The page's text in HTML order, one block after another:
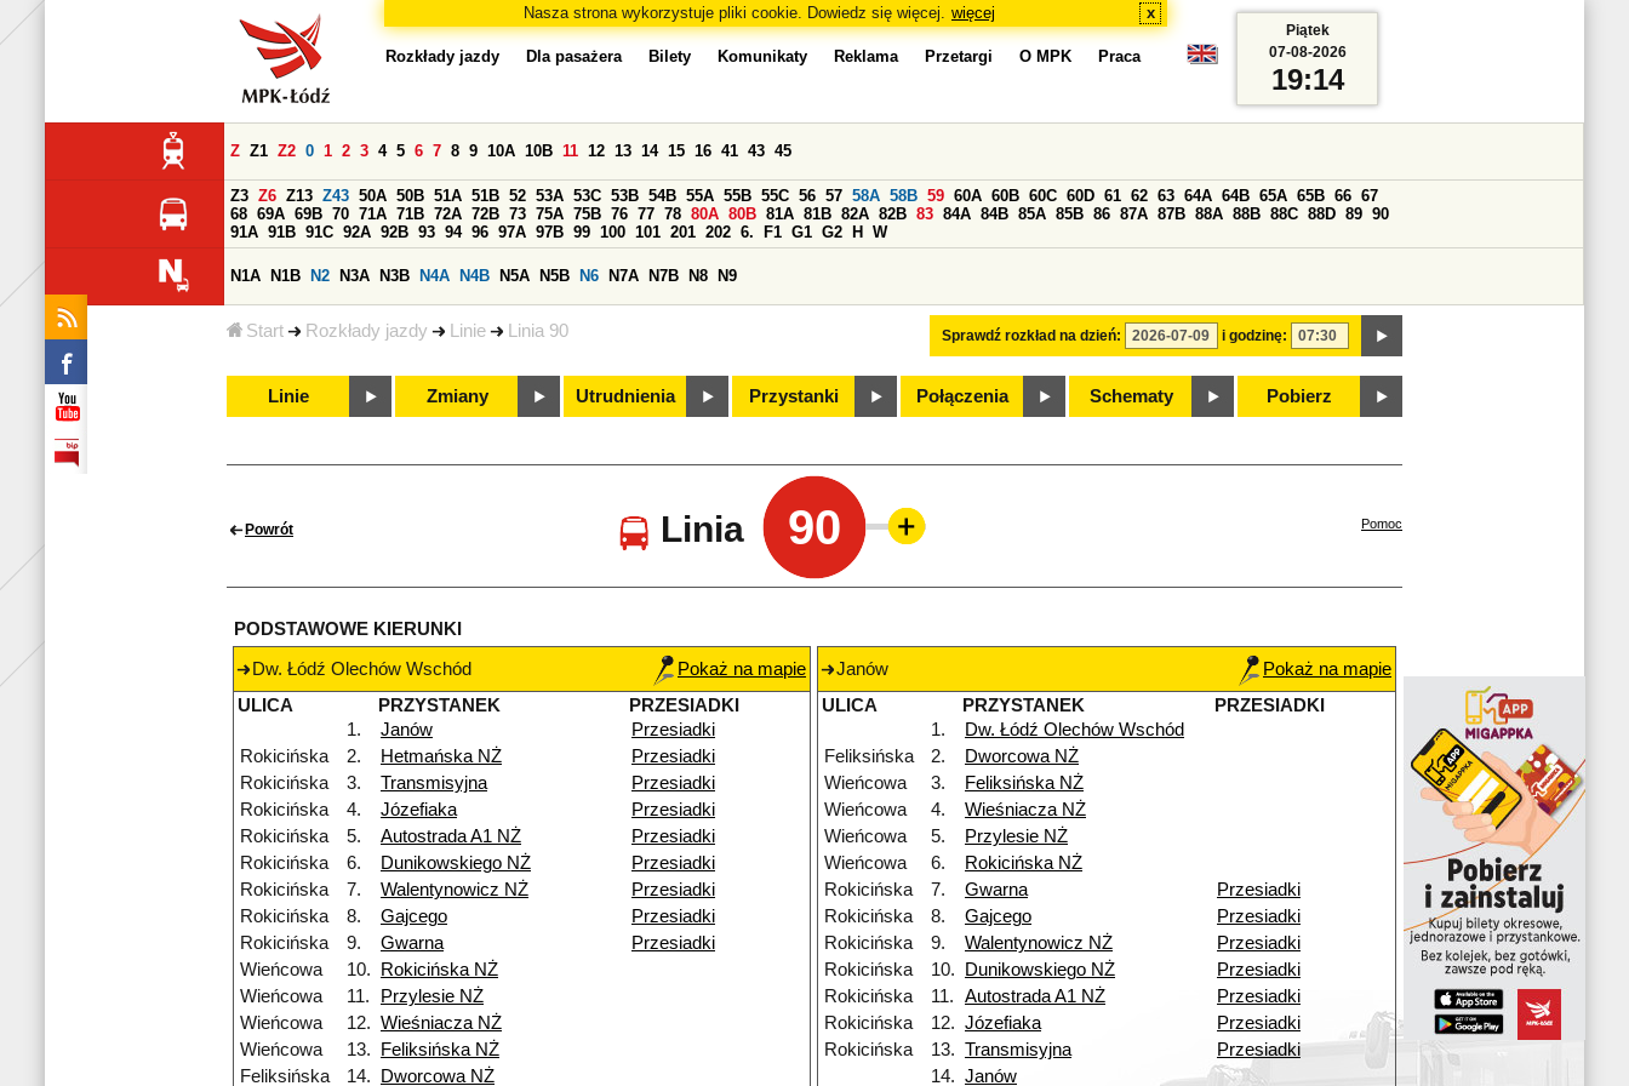
Nasza strona wykorzystuje pliki cookie. Dowiedz się więcej. więcej x
Start Rozkłady jazdy Linie Linia 90
Rozkłady jazdy Dla pasażera Bilety Komunikaty Reklama Przetargi O MPK Praca
Sprawdź rozkład na dzień: i godzinę:
Z Z1 Z2 0 1 2 3 4 5 6 7 8 9 10A 10B 11 12 13 14 15 16 41 43 45
Z3 Z6 Z13 Z43 50A 50B 51A 51B 52 53A 53C 53B 54B 55A 55B 55C 56 57 58A 58B 59 60A 60B 60C 60D 61 62 63 64A 64B 65A 65B 66 67
68 69A 69B 70 71A 71B 72A 72B 73 75A 75B 76 77 78 80A 80B 81A 81B 82A 82B 83 84A 84B 85A 85B 86 87A 87B 88A 88B 88C 88D 89 90
91A 91B 91C 92A 92B 93 94 96 97A 97B 99 100 101 201 202 6. F1 G1 G2 H W
N1A N1B N2 N3A N3B N4A N4B N5A N5B N6 N7A N7B N8 N9
Linie Zmiany Utrudnienia Przystanki Połączenia Schematy Pobierz
Piątek
07-08-2026
19:14
Powrót Linia 90 Pomoc
PODSTAWOWE KIERUNKI
Dw. Łódź Olechów Wschód
Pokaż na mapie
ULICA
PRZYSTANEK
PRZESIADKI
1.
Janów
Przesiadki
Rokicińska
2. Hetmańska NŻ
Przesiadki
Rokicińska
3. Transmisyjna
Przesiadki
Rokicińska
4. Józefiaka
Przesiadki
Rokicińska
5. Autostrada A1 NŻ
Przesiadki
Rokicińska
6. Dunikowskiego NŻ
Przesiadki
Rokicińska
7. Walentynowicz NŻ
Przesiadki
Rokicińska
8. Gajcego
Przesiadki
Rokicińska
9. Gwarna
Przesiadki
Wieńcowa
10.
Rokicińska NŻ
Wieńcowa
11.
Przylesie NŻ
Wieńcowa
12. Wieśniacza NŻ
Wieńcowa
13.
Feliksińska NŻ
Feliksińska
14. Dworcowa NŻ
Janów
Pokaż na mapie
ULICA
PRZYSTANEK
PRZESIADKI
1.
Dw. Łódź Olechów Wschód
Feliksińska
2.
Dworcowa NŻ
Wieńcowa
3.
Feliksińska NŻ
Wieńcowa
4.
Wieśniacza NŻ
Wieńcowa
5.
Przylesie NŻ
Wieńcowa
6.
Rokicińska NŻ
Rokicińska
7. Gwarna
Przesiadki
Rokicińska
8. Gajcego
Przesiadki
Rokicińska
9. Walentynowicz NŻ
Przesiadki
Rokicińska
10. Dunikowskiego NŻ
Przesiadki
Rokicińska
11. Autostrada A1 NŻ
Przesiadki
Rokicińska
12. Józefiaka
Przesiadki
Rokicińska
13. Transmisyjna
Przesiadki
14. Janów